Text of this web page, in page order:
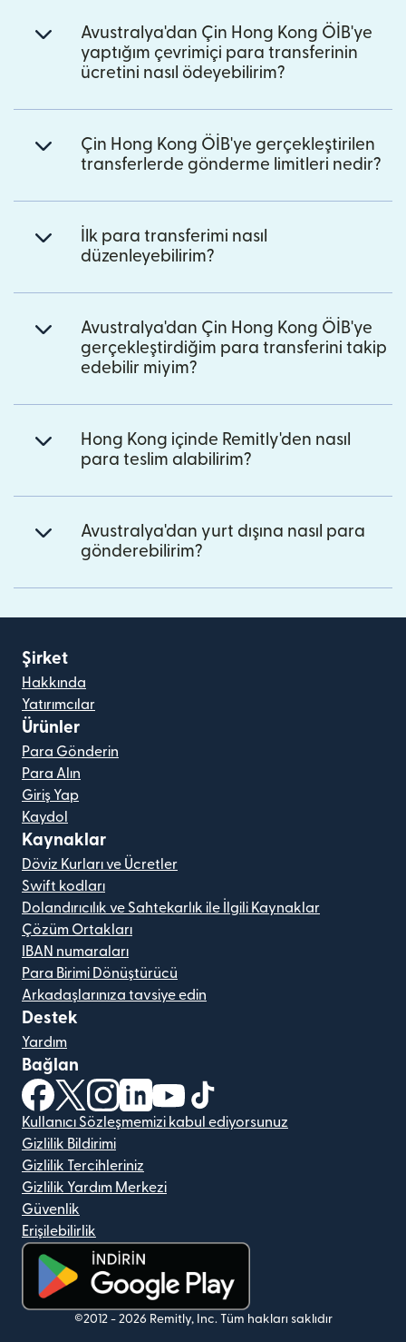
Avustralya'dan Çin Hong Kong ÖİB'ye
yaptığım çevrimiçi para transferinin
ücretini nasıl ödeyebilirim?
Çin Hong Kong ÖİB'ye gerçekleştirilen
transferlerde gönderme limitleri nedir?
İlk para transferimi nasıl
düzenleyebilirim?
Avustralya'dan Çin Hong Kong ÖİB'ye
gerçekleştirdiğim para transferini takip
edebilir miyim?
Hong Kong içinde Remitly'den nasıl
para teslim alabilirim?
Avustralya'dan yurt dışına nasıl para
gönderebilirim?
Şirket
Hakkında
Yatırımcılar
Ürünler
Para Gönderin
Para Alın
Giriş Yap
Kaydol
Kaynaklar
Döviz Kurları ve Ücretler
Swift kodları
Dolandırıcılık ve Sahtekarlık ile İlgili Kaynaklar
Çözüm Ortakları
IBAN numaraları
Para Birimi Dönüştürücü
Arkadaşlarınıza tavsiye edin
Destek
Yardım
Bağlan
(yeni pencerede açılır)
(yeni pencerede açılır)
(yeni pencerede açılır)
(yeni pencerede açılır)
(yeni pencerede açılır)
Kullanıcı Sözleşmemizi kabul ediyorsunuz
Gizlilik Bildirimi
Gizlilik Tercihleriniz
Gizlilik Yardım Merkezi
Güvenlik
Erişilebilirlik
(yeni pencerede açılır)
©2012 - 2026 Remitly, Inc. Tüm hakları saklıdır